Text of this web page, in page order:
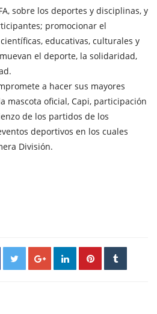
sobre los deportes y disciplinas, y
promocionar el
educativas, culturales y
el deporte, la solidaridad,
a hacer sus mayores
mascota oficial, Capi, participación
de los partidos de los
deportivos en los cuales
División.